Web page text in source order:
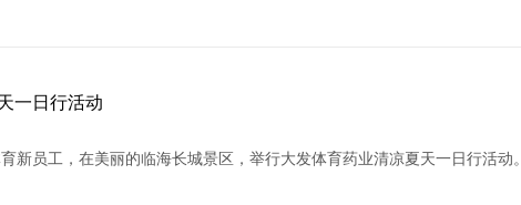
一日行活动
新员工，在美丽的临海长城景区，举行大发体育药业清凉夏天一日行活动。